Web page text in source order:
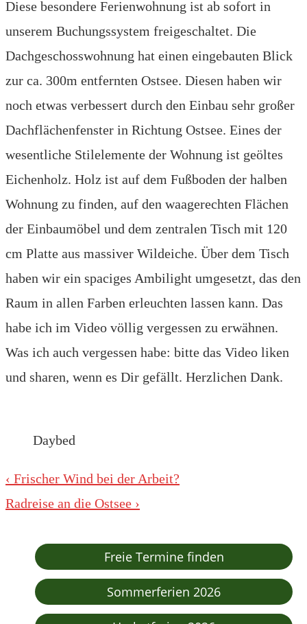
Diese besondere Ferienwohnung ist ab sofort in
unserem Buchungssystem freigeschaltet. Die
Dachgeschosswohnung hat einen eingebauten Blick
zur ca. 300m entfernten Ostsee. Diesen haben wir
noch etwas verbessert durch den Einbau sehr großer
Dachflächenfenster in Richtung Ostsee. Eines der
wesentliche Stilelemente der Wohnung ist geöltes
Eichenholz. Holz ist auf dem Fußboden der halben
Wohnung zu finden, auf den waagerechten Flächen
der Einbaumöbel und dem zentralen Tisch mit 120
cm Platte aus massiver Wildeiche. Über dem Tisch
haben wir ein spaciges Ambilight umgesetzt, das den
Raum in allen Farben erleuchten lassen kann. Das
habe ich im Video völlig vergessen zu erwähnen.
Was ich auch vergessen habe: bitte das Video liken
und sharen, wenn es Dir gefällt. Herzlichen Dank.
Daybed
Beitragsnavigation
Vorheriger
Beitrag
‹ Frischer Wind bei der Arbeit?
Nächster
Radreise an die Ostsee ›
Freie Termine finden
Sommerferien 2026